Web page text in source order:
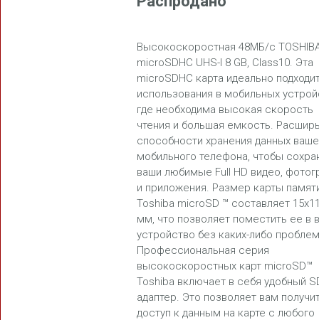
Высокоскоростная 48МБ/с
microSDHC UHS-I 8 GB, Class10. Эта
microSDHC карта идеально
использования в мобильных
где необходима высокая скорость
чтения и большая емкость.
способности хранения данных
мобильного телефона, чтобы
ваши любимые Full HD видео,
и приложения. Размер карты
Toshiba microSD ™ составляет
мм, что позволяет поместить ее в
устройство без каких-либо
Профессиональная серия
высокоскоростных карт microSD™
Toshiba включает в себя удобный
адаптер. Это позволяет вам
доступ к данным на карте с любого